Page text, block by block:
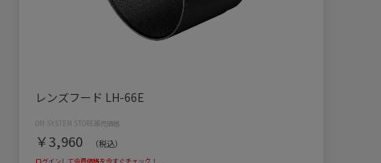
レンズフード LH-66E
￥3,960 （税込）